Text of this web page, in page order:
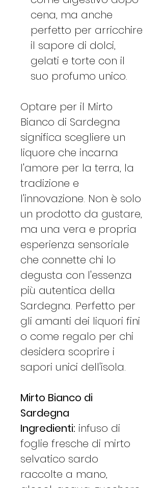
cena, ma anche
perfetto per arricchire
il sapore di dolci,
gelati e torte con il
suo profumo unico​​.
Optare per il Mirto
Bianco di Sardegna
significa scegliere un
liquore che incarna
l'amore per la terra, la
tradizione e
l'innovazione. Non è solo
un prodotto da gustare,
ma una vera e propria
esperienza sensoriale
che connette chi lo
degusta con l'essenza
più autentica della
Sardegna. Perfetto per
gli amanti dei liquori fini
o come regalo per chi
desidera scoprire i
sapori unici dell'isola.
Mirto Bianco di
Sardegna
Ingredienti: infuso di
foglie fresche di mirto
selvatico sardo
raccolte a mano,